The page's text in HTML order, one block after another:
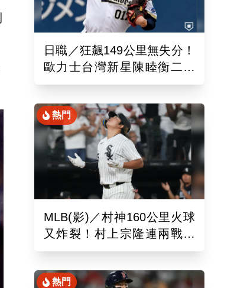
日職／狂飆149公里無失分！
歐力士台灣新星陳睦衡二軍
先發5局好投技驚四座
熱門
MLB(影)／村神160公里火球
又炸裂！村上宗隆連兩戰開
砲 第26轟再寫日本紀錄
熱門